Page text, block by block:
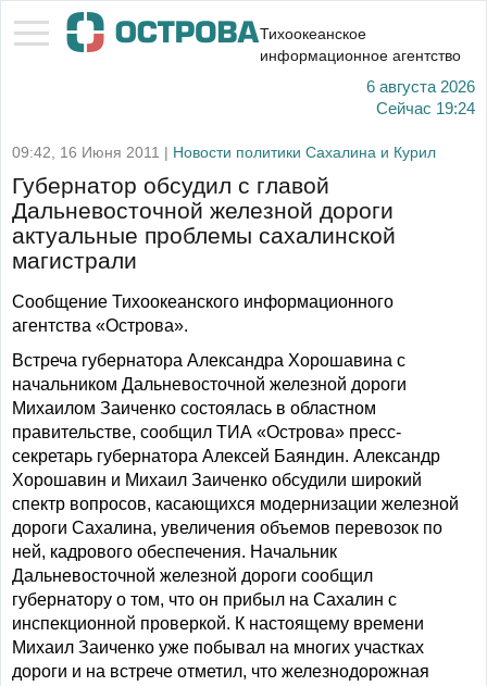
Тихоокеанское
информационное агентство
6 августа 2026
Сейчас 19:24
09:42, 16 Июня 2011 | Новости политики Сахалина и Курил
Губернатор обсудил с главой
Дальневосточной железной дороги
актуальные проблемы сахалинской
магистрали
Сообщение Тихоокеанского информационного
агентства «Острова».
Встреча губернатора Александра Хорошавина с
начальником Дальневосточной железной дороги
Михаилом Заиченко состоялась в областном
правительстве, сообщил ТИА «Острова» пресс-
секретарь губернатора Алексей Баяндин. Александр
Хорошавин и Михаил Заиченко обсудили широкий
спектр вопросов, касающихся модернизации железной
дороги Сахалина, увеличения объемов перевозок по
ней, кадрового обеспечения. Начальник
Дальневосточной железной дороги сообщил
губернатору о том, что он прибыл на Сахалин с
инспекционной проверкой. К настоящему времени
Михаил Заиченко уже побывал на многих участках
дороги и на встрече отметил, что железнодорожная